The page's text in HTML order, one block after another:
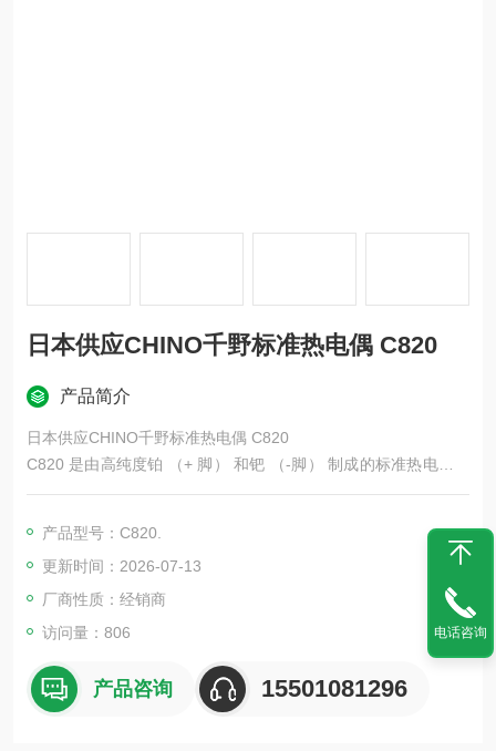
日本供应CHINO千野标准热电偶 C820
产品简介
日本供应CHINO千野标准热电偶 C820
C820 是由高纯度铂 （+ 脚） 和钯 （-脚） 制成的标准热电偶，
通过国家先进工业科学技术研究所 （AIST） 的技术转让实现商
产品型号：C820.
更新时间：2026-07-13
厂商性质：经销商
访问量：806
产品咨询 15501081296
电话咨询